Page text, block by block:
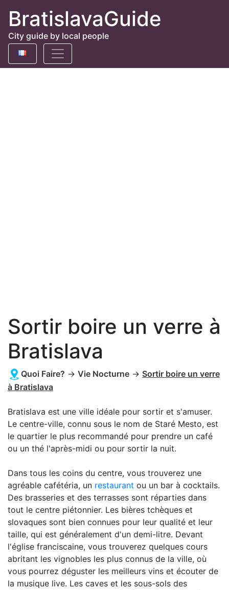
BratislavaGuide
City guide by local people
Sortir boire un verre à
Bratislava
Quoi Faire? → Vie Nocturne → Sortir boire un verre
à Bratislava
Bratislava est une ville idéale pour sortir et s'amuser.
Le centre-ville, connu sous le nom de Staré Mesto, est
le quartier le plus recommandé pour prendre un café
ou un thé l'après-midi ou pour sortir la nuit.
Dans tous les coins du centre, vous trouverez une
agréable cafétéria, un restaurant ou un bar à cocktails.
Des brasseries et des terrasses sont réparties dans
tout le centre piétonnier. Les bières tchèques et
slovaques sont bien connues pour leur qualité et leur
taille, qui est généralement d'un demi-litre. Devant
l'église franciscaine, vous trouverez quelques cours
abritant les vignobles les plus connus de la ville, où
vous pourrez déguster les meilleurs vins et écouter de
la musique live. Les caves et les sous-sols des